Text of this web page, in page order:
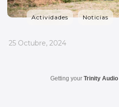
Actividades Noticias
_
25 Octubre, 2024
Getting your Trinity Audio